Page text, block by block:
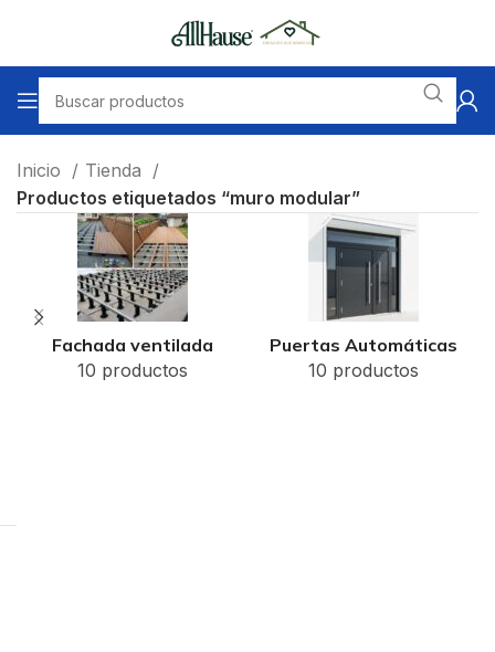
Inicio
Tienda
Productos etiquetados “muro modular”
Fachada ventilada
10 productos
Puertas Automáticas
10 productos